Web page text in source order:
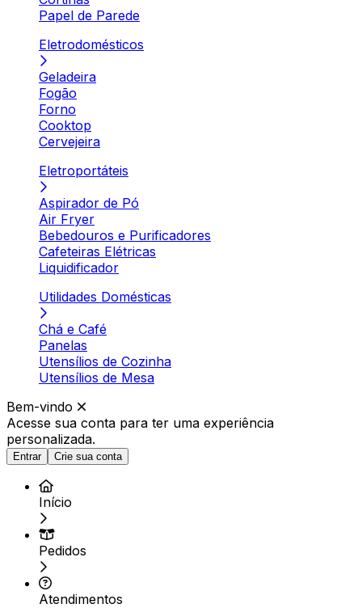
Papel de Parede
Eletrodomésticos
Geladeira
Fogão
Forno
Cooktop
Cervejeira
Eletroportáteis
Aspirador de Pó
Air Fryer
Bebedouros e Purificadores
Cafeteiras Elétricas
Liquidificador
Utilidades Domésticas
Chá e Café
Panelas
Utensílios de Cozinha
Utensílios de Mesa
Bem-vindo
Acesse sua conta para ter uma experiência
personalizada.
Entrar Crie sua conta
Início
Pedidos
Atendimentos